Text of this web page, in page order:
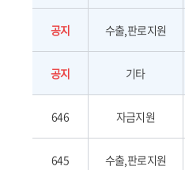
공지 수출,판로지원
공지 기타
646 자금지원
645 수출,판로지원